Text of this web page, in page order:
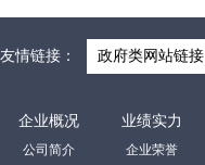
友情链接： 政府类网站链接
企业概况
公司简介
业绩实力
企业荣誉